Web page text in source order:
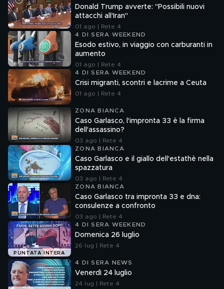
Donald Trump avverte: "Possibili nuovi
attacchi all'Iran"
01 ago | Rete 4
4 DI SERA WEEKEND
Esodo estivo, in viaggio con carburanti in
aumento
01 ago | Rete 4
4 DI SERA WEEKEND
Crisi migranti, scontri e lacrime a Ceuta
01 ago | Rete 4
ZONA BIANCA
Caso Garlasco, l'impronta 33 è la firma
dell'assassino?
03 ago | Rete 4
ZONA BIANCA
Caso Garlasco e il giallo dell'estathè nella
spazzatura
03 ago | Rete 4
ZONA BIANCA
Caso Garlasco tra impronta 33 e dna:
consulenze a confronto
03 ago | Rete 4
PUNTATA INTERA
4 DI SERA WEEKEND
Domenica 26 luglio
26 lug | Rete 4
4 DI SERA NEWS
Venerdì 24 luglio
24 lug | Rete 4